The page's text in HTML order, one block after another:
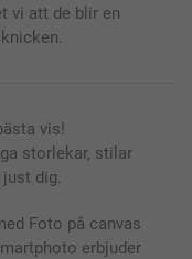
vi att de blir en
vis!
storlekar, stilar
dig.
Foto på canvas
erbjuder